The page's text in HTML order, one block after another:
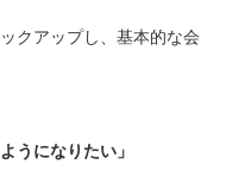
クアップし、基本的な会
うになりたい」